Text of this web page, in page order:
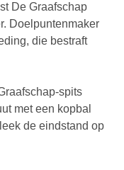
De Graafschap
Doelpuntenmaker
die bestraft
spits
met een kopbal
de eindstand op